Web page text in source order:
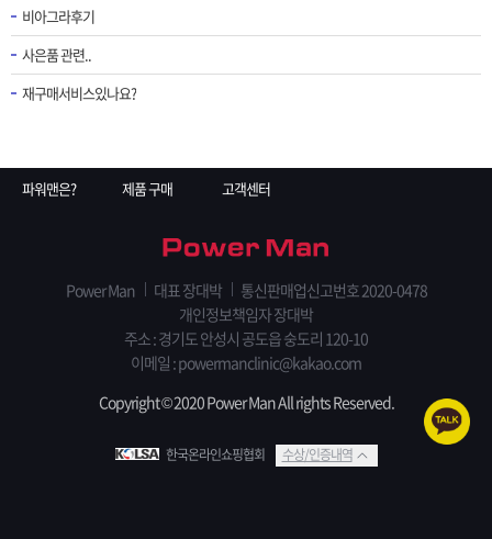
비아그라후기
사은품 관련..
재구매서비스있나요?
파워맨은? 제품 구매 고객센터
Power Man 대표 장대박
통신판매업신고번호 2020-0478
개인정보책임자 장대박
주소 : 경기도 안성시 공도읍 숭도리 120-10
이메일 : powermanclinic@kakao.com
Copyright © 2020 Power Man All rights Reserved.
한국온라인쇼핑협회 수상/인증내역